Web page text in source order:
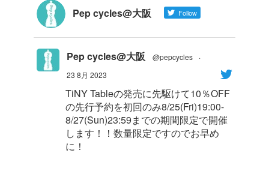
Pep cycles@大阪 Follow
Pep cycles@大阪 @pepcycles
·
23 8月 2023
TiNY Tableの発売に先駆けて10％OFF
の先行予約を初回のみ8/25(Fri)19:00-
8/27(Sun)23:59までの期間限定で開催
します！！数量限定ですのでお早め
に！